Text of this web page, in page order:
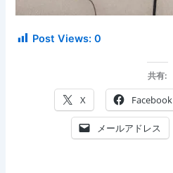
Post Views: 0
共有:
X Facebook
メールアドレス